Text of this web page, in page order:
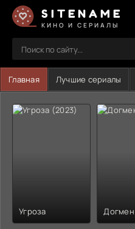
SITENAME
КИНО И СЕРИАЛЫ
Главная Лучшие сериалы
Угроза Догмен